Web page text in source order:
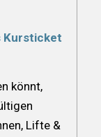
Kursticket
könnt,
Lifte &